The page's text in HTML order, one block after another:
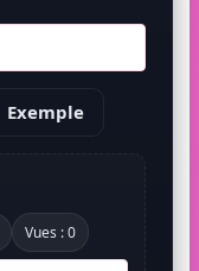
Exemple
Vues : 0